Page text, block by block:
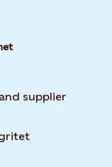
supplier